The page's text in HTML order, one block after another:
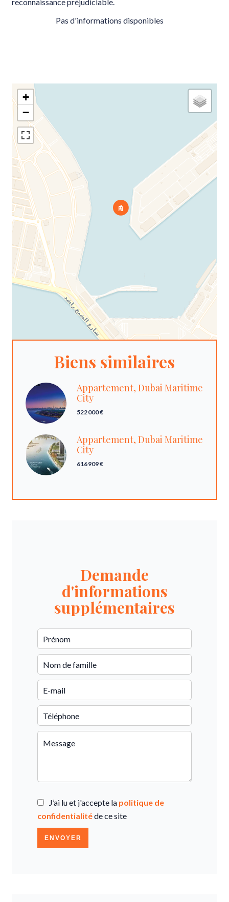
Pas d'informations disponibles
+
−
Biens similaires
Appartement, Dubai Maritime
City
522 000 €
Appartement, Dubai Maritime
City
616 909 €
Demande
d'informations
supplémentaires
J’ai lu et j'accepte la politique de
confidentialitéde ce site
ENVOYER